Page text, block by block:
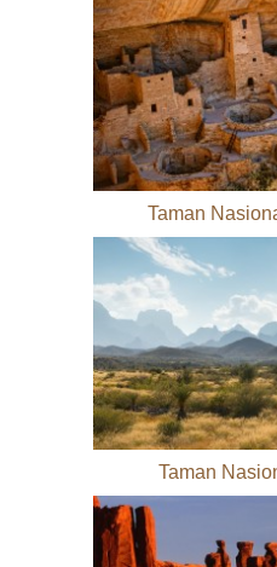
Taman
Taman